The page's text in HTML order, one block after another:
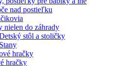
nad postieľku
nielen do záhrady
stôl a stoličky
Stany
hračky
hračky